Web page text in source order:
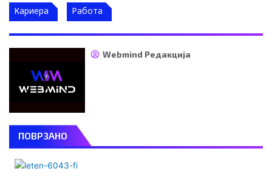
Кариера Работа
Webmind Редакција
ПОВРЗАНО